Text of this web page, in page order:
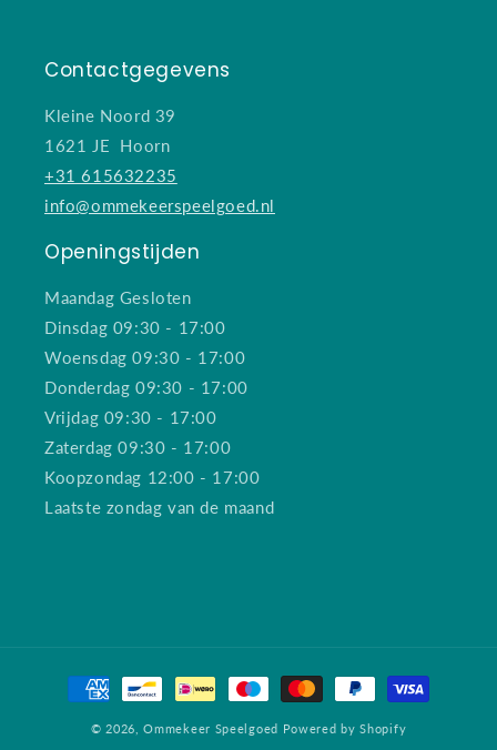
Contactgegevens
Kleine Noord 39
1621 JE Hoorn
+31 615632235
info@ommekeerspeelgoed.nl
Openingstijden
Maandag Gesloten
Dinsdag 09:30 - 17:00
Woensdag 09:30 - 17:00
Donderdag 09:30 - 17:00
Vrijdag 09:30 - 17:00
Zaterdag 09:30 - 17:00
Koopzondag 12:00 - 17:00
Laatste zondag van de maand
Betaalmethoden
© 2026,Ommekeer Speelgoed Powered by Shopify